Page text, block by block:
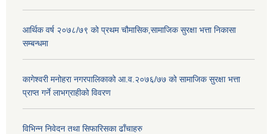
आर्थिक वर्ष २०७८/७९ को प्रथम चौमासिक,सामाजिक सुरक्षा भत्ता निकासा
सम्बन्धमा
कागेश्वरी मनोहरा नगरपालिकाको आ.व.२०७६/७७ को सामाजिक सुरक्षा भत्ता
प्राप्त गर्ने लाभग्राहीको विवरण
विभिन्न निवेदन तथा सिफारिसका ढाँचाहरु